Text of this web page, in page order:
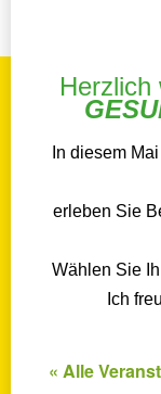
Herzlich
In diesem
erleben Sie
Wählen Sie
Ich
« Alle